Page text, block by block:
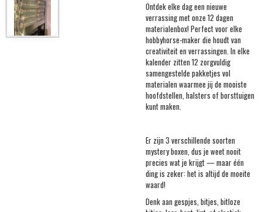
Ontdek elke dag een nieuwe
verrassing met onze 12 dagen
materialenbox! Perfect voor elke
hobbyhorse-maker die houdt van
creativiteit en verrassingen. In elke
kalender zitten 12 zorgvuldig
samengestelde pakketjes vol
materialen waarmee jij de mooiste
hoofdstellen, halsters of borsttuigen
kunt maken.
Er zijn 3 verschillende soorten
mystery boxen, dus je weet nooit
precies wat je krijgt — maar één
ding is zeker: het is altijd de moeite
waard!
Denk aan gespjes, bitjes, bitloze